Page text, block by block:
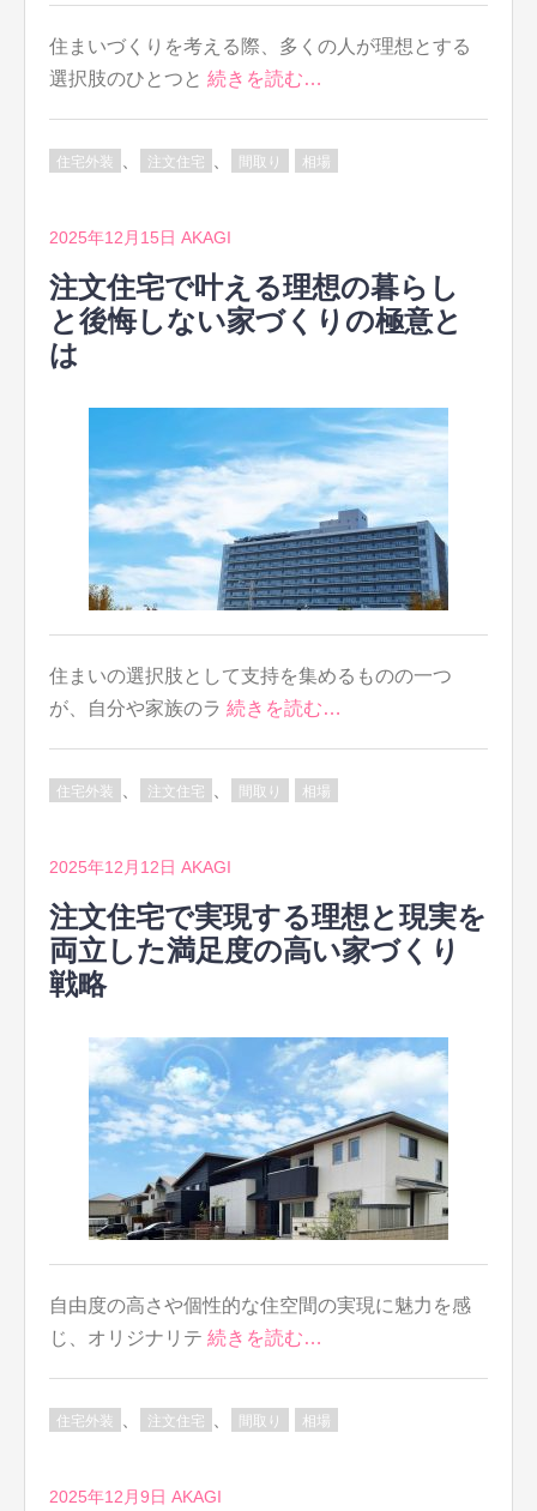
住まいづくりを考える際、多くの人が理想とする
選択肢のひとつと 続きを読む…
住宅外装 注文住宅 間取り 相場
2025年12月15日 AKAGI
注文住宅で叶える理想の暮らし
と後悔しない家づくりの極意と
は
住まいの選択肢として支持を集めるものの一つ
が、自分や家族のラ 続きを読む…
住宅外装 注文住宅 間取り 相場
2025年12月12日 AKAGI
注文住宅で実現する理想と現実を
両立した満足度の高い家づくり
戦略
自由度の高さや個性的な住空間の実現に魅力を感
じ、オリジナリテ 続きを読む…
住宅外装 注文住宅 間取り 相場
2025年12月9日 AKAGI